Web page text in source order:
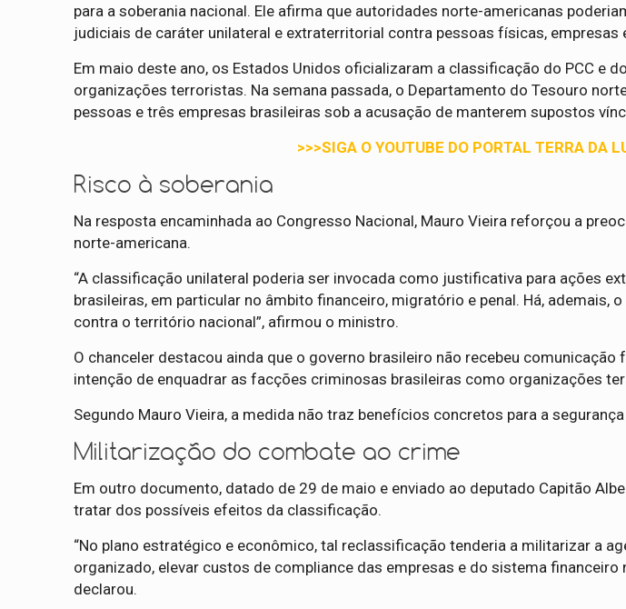
para a soberania nacional. Ele afirma que autoridades norte-americanas
judiciais de caráter unilateral e extraterritorial contra pessoas físicas, empresas
Em maio deste ano, os Estados Unidos oficializaram a classificação do PCC e
organizações terroristas. Na semana passada, o Departamento do Tesouro
pessoas e três empresas brasileiras sob a acusação de manterem supostos
>>>SIGA O YOUTUBE DO PORTAL TERRA DA
Risco à soberania
Na resposta encaminhada ao Congresso Nacional, Mauro Vieira reforçou a
norte-americana.
“A classificação unilateral poderia ser invocada como justificativa para ações
brasileiras, em particular no âmbito financeiro, migratório e penal. Há, ademais,
contra o território nacional”, afirmou o ministro.
O chanceler destacou ainda que o governo brasileiro não recebeu
intenção de enquadrar as facções criminosas brasileiras como organizações
Segundo Mauro Vieira, a medida não traz benefícios concretos para a
Militarização do combate ao crime
Em outro documento, datado de 29 de maio e enviado ao deputado Capitão
tratar dos possíveis efeitos da classificação.
“No plano estratégico e econômico, tal reclassificação tenderia a militarizar a
organizado, elevar custos de compliance das empresas e do sistema financeiro
declarou.